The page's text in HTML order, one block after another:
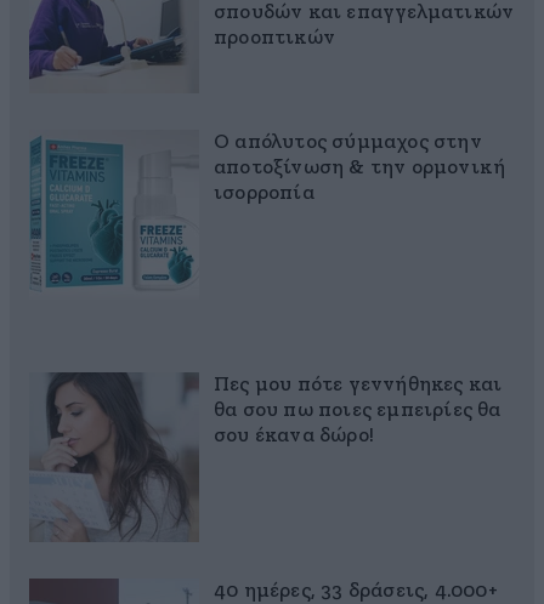
σπουδών και επαγγελματικών
προοπτικών
Ο απόλυτος σύμμαχος στην
αποτοξίνωση & την ορμονική
ισορροπία
Πες μου πότε γεννήθηκες και
θα σου πω ποιες εμπειρίες θα
σου έκανα δώρο!
40 ημέρες, 33 δράσεις, 4.000+